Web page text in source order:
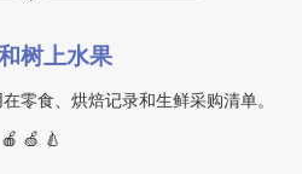
树上水果
零食、烘焙记录和生鲜采购清单。
🍎 🍏 🍐